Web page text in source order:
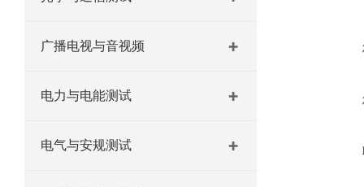
广播电视与音视频
电力与电能测试
电气与安规测试